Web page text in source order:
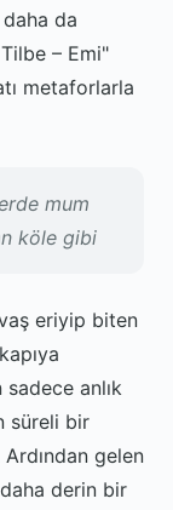
da
– Emi"
metaforlarla
mum
köle gibi
eriyip biten
sadece anlık
süreli bir
gelen
derin bir